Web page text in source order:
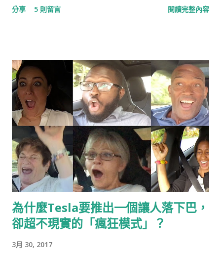
力一流，更可堪稱業界翹楚，就讓我們一起看下去。
分享 5 則留言 閱讀完整內容
為什麼Tesla要推出一個讓人落下巴，
卻超不現實的「瘋狂模式」？
3月 30, 2017